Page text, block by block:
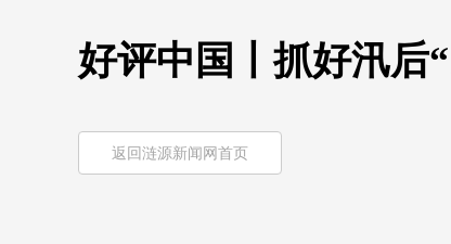
好评中国丨抓好汛后
返回涟源新闻网首页